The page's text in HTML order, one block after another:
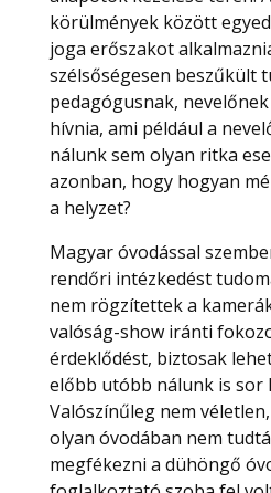
körülmények között
joga erőszakot
szélsőségesen beszűkült
pedagógusnak,
hívnia, ami például a
nálunk sem olyan ritka
azonban, hogy hogyan
a helyzet?
Magyar óvodással
rendőri intézkedést
nem rögzítettek a
valóság-show iránti
érdeklődést, biztosak
előbb utóbb nálunk is sor
Valószínűleg nem
olyan óvodában nem
megfékezni a dühöngő